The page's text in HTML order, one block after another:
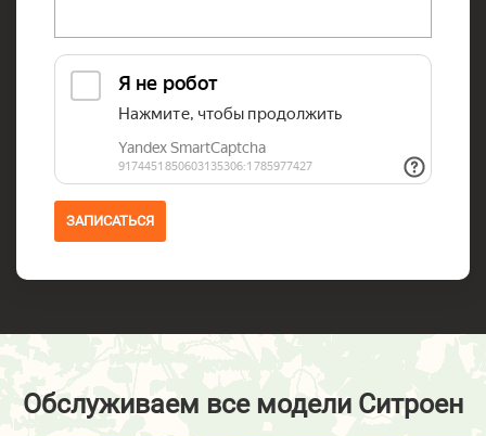
ЗАПИСАТЬСЯ
Обслуживаем все модели Ситроен